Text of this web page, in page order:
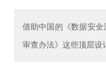
借助中国的《数据安
审查办法》这些顶层设